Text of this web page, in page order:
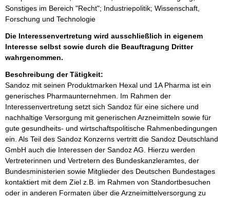
Sonstiges im Bereich "Recht"; Industriepolitik; Wissenschaft,
Forschung und Technologie
Die Interessenvertretung wird ausschließlich in eigenem
Interesse selbst sowie durch die Beauftragung Dritter
wahrgenommen.
Beschreibung der Tätigkeit:
Sandoz mit seinen Produktmarken Hexal und 1A Pharma ist ein
generisches Pharmaunternehmen. Im Rahmen der
Interessenvertretung setzt sich Sandoz für eine sichere und
nachhaltige Versorgung mit generischen Arzneimitteln sowie für
gute gesundheits- und wirtschaftspolitische Rahmenbedingungen
ein. Als Teil des Sandoz Konzerns vertritt die Sandoz Deutschland
GmbH auch die Interessen der Sandoz AG. Hierzu werden
Vertreterinnen und Vertretern des Bundeskanzleramtes, der
Bundesministerien sowie Mitglieder des Deutschen Bundestages
kontaktiert mit dem Ziel z.B. im Rahmen von Standortbesuchen
oder in anderen Formaten über die Arzneimittelversorgung zu